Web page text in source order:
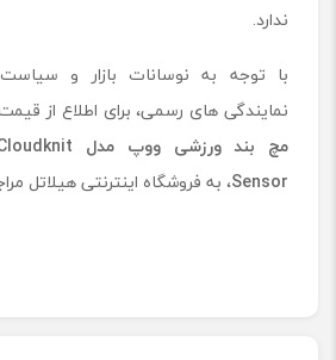
ندارد.
با توجه به نوسانات بازار و
نمایندگی‌ های رسمی، برای اطلاع از
مچ ‌بند ورزشی ووپ مدل Cloudknit
Sensor، به فروشگاه اینترنتی هیلاتل